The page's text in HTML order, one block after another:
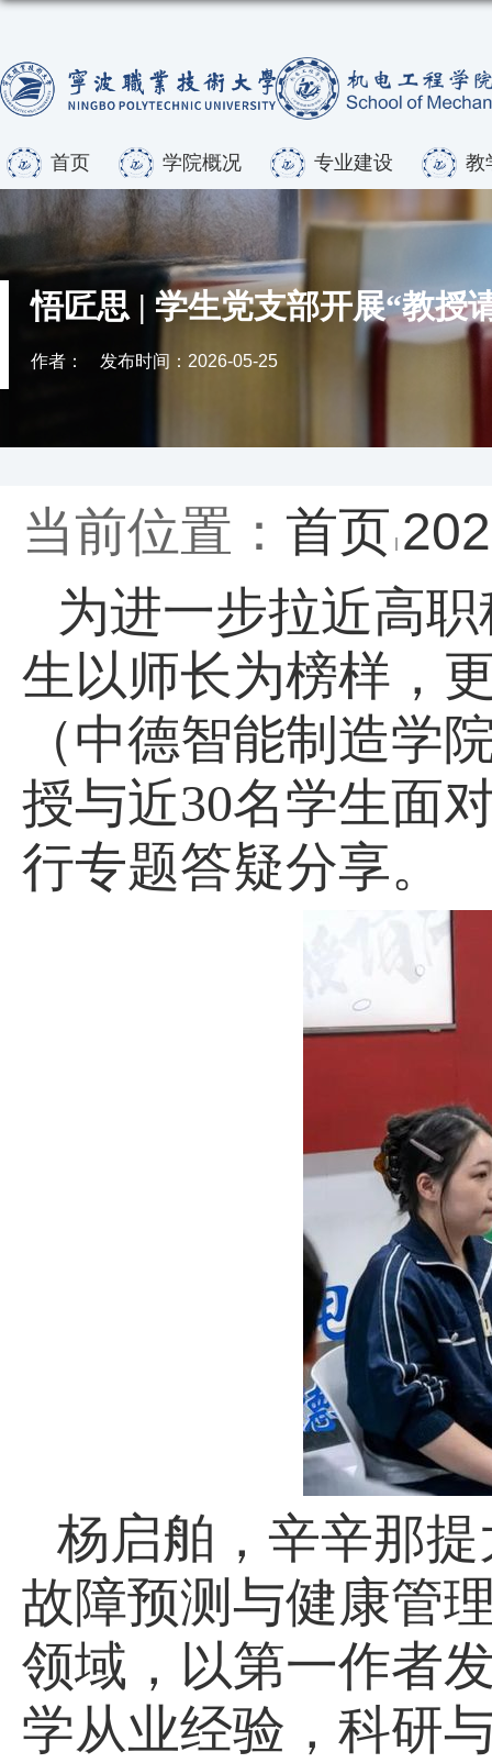
首页 学院概况 专业建设 教
悟匠思 | 学生党支部开展“教授
作者： 发布时间：2026-05-25
当前位置： 首页
为进一步拉近高
生以师长为榜样，
（中德智能制造学
授与近30名学生面
行专题答疑分享。
杨启舶，辛辛那
故障预测与健康管
领域，以第一作者
学从业经验，科研